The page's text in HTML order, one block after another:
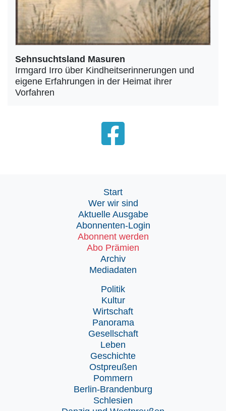
Sehnsuchtsland Masuren
Irmgard Irro über Kindheitserinnerungen und
eigene Erfahrungen in der Heimat ihrer
Vorfahren
Start
Wer wir sind
Aktuelle Ausgabe
Abonnenten-Login
Abonnent werden
Abo Prämien
Archiv
Mediadaten
Politik
Kultur
Wirtschaft
Panorama
Gesellschaft
Leben
Geschichte
Ostpreußen
Pommern
Berlin-Brandenburg
Schlesien